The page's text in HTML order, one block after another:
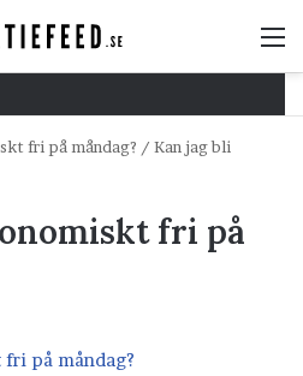
fri på måndag? / Kan jag bli
fri på